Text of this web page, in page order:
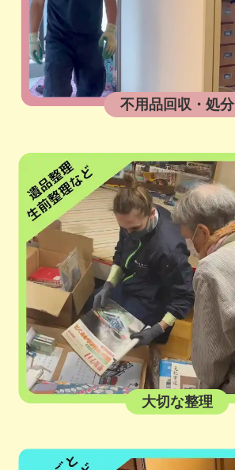
不用品回収・処分
大切な整理